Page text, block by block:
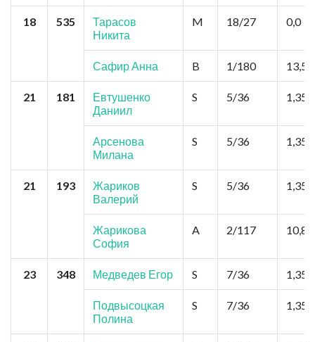
18 535
Тарасов
Никита
M 18/27 0,0
Сафир Анна B 1/180 13,5
21 181
Евтушенко
Даниил
S 5/36 1,35
Арсенова
Милана
S 5/36 1,35
21 193
Жариков
Валерий
S 5/36 1,35
Жарикова
София
A 2/117 10,8
23 348 Медведев Егор S 7/36 1,35
Подвысоцкая
Полина
S 7/36 1,35